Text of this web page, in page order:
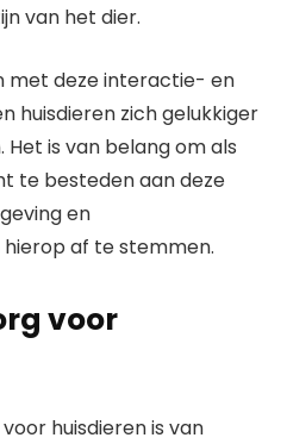
van het dier.
met deze interactie- en
huisdieren zich gelukkiger
is van belang om als
te besteden aan deze
en
af te stemmen.
voor
huisdieren is van